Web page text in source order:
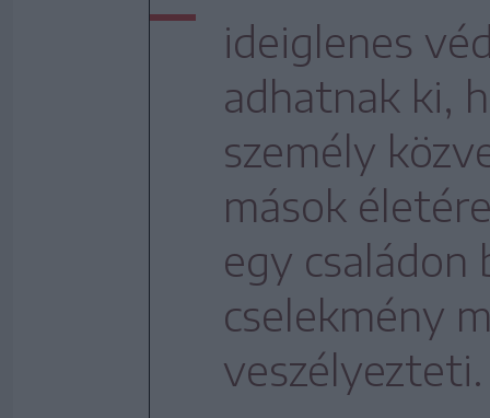
ideiglenes
adhatnak ki,
személy
mások
egy családon
cselekmény
veszélyezteti.